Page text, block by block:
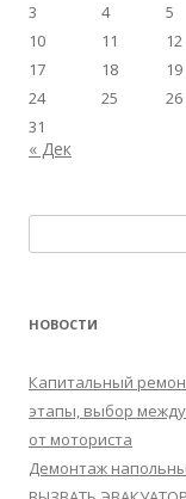
3
4 5
10
11 12
17
18 19
24
25 26
31
« Дек
НОВОСТИ
Капитальный
этапы, выбор
от моториста
Демонтаж